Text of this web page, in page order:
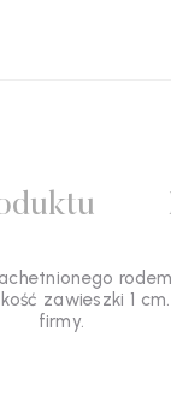
zawieszki 1
firmy.